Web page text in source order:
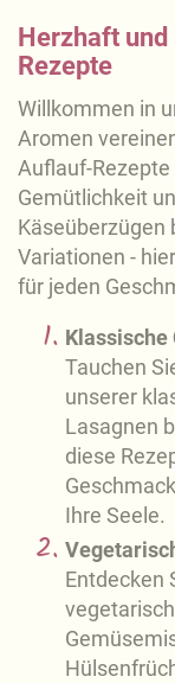
Herzhaft
Rezepte
Willkommen in
Aromen
Auflauf-
Gemütlichkeit
Käseüberzügen
Variationen -
für jeden
Tauchen
unserer
Lasagnen
diese
Ihre Seele.
Entdecken